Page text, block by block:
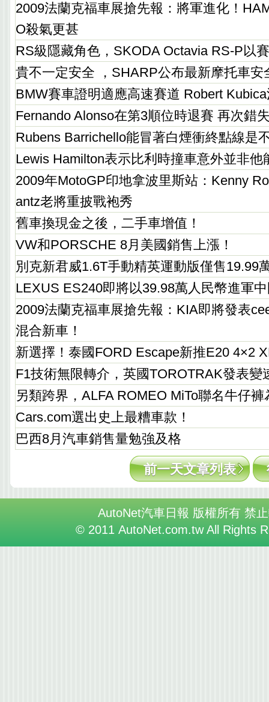
2009法蘭克福車展搶先報：將軍進化！
O殺氣更甚
RS級隱藏角色，SKODA Octavia RS-P以
貴不一定安全 ，SHARP公布最新摩托車安
BMW賽車證明適應高速賽道 Robert
Fernando Alonso在第3順位時退賽 再次錯
Rubens Barrichello能冒著白煙衝終點線是
Lewis Hamilton表示比利時撞車意外並非他
2009年MotoGP印地拿波里斯站：Kenny
antz老將重披戰袍秀
舊車換現金之後，二手車增值！
VW和PORSCHE 8月美國銷售上漲！
別克新君威1.6T手動精英運動版僅售19.99
LEXUS ES240即將以39.98萬人民幣進軍
2009法蘭克福車展搶先報：KIA即將發表
混合新車！
新選擇！泰國FORD Escape新推E20 4×2
F1技術無限轉介，英國TOROTRAK發表變
另類跨界，ALFA ROMEO MiTo聯名牛仔
Cars.com選出史上最糟車款！
巴西8月汽車銷售量勉強及格
前一天文章列表
AutoNet汽車日報 版權所有 禁
© 2011 AutoNet.com.tw All Rights